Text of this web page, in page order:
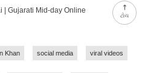
ટોચ
| Gujarati Mid-day Online
Khan social media viral videos